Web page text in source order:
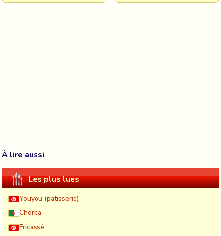
À lire aussi
Les plus lues
Youyou (patisserie)
Chorba
Fricassé